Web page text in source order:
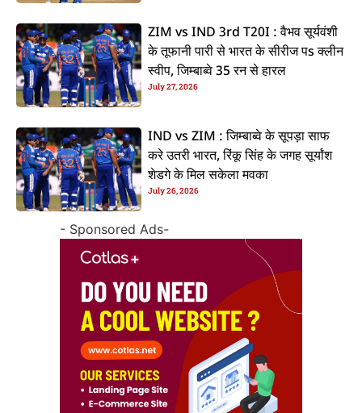
ZIM vs IND 3rd T20I : वैभव सूर्यवंशी
के तूफानी पारी से भारत के सीरीज पs क्लीन
स्वीप, जिम्बाब्वे 35 रन से हारल
July 27, 2026
IND vs ZIM : जिम्बाब्वे के सूपड़ा साफ
करे उतरी भारत, रिंकू सिंह के जगह सूर्यांश
शेडगे के मिल सकेला मवका
July 26, 2026
- Sponsored Ads-